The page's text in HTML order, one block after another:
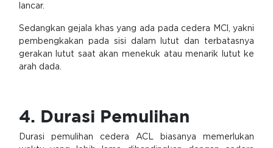
lancar.
Sedangkan gejala khas yang ada pada cedera MCl, yakni
pembengkakan pada sisi dalam lutut dan terbatasnya
gerakan lutut saat akan menekuk atau menarik lutut ke
arah dada.
4. Durasi Pemulihan
Durasi pemulihan cedera ACL biasanya memerlukan